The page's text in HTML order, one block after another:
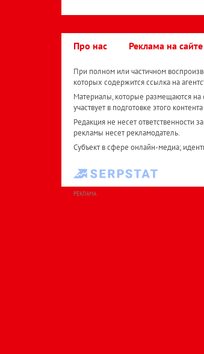
Про нас Реклама на сайте
При полном или частичном
которых содержится ссылка на
Материалы, которые размещаются на
участвует в подготовке этого
Редакция не несет ответственности
рекламы несет рекламодатель.
Субъект в сфере онлайн-медиа;
РЕКЛАМА